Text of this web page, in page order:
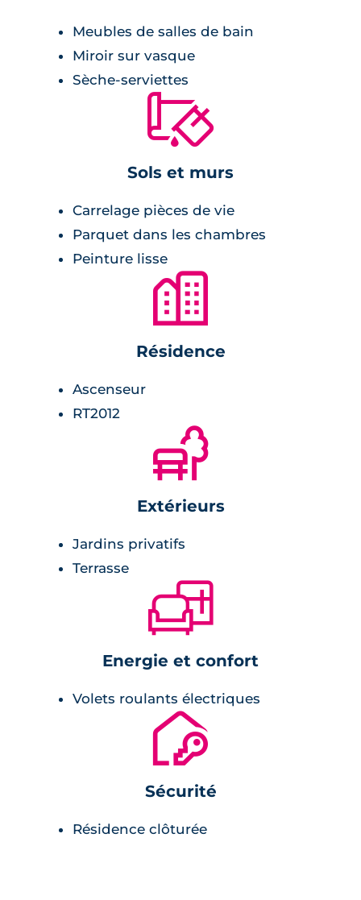
parking aérien de 19 places,
portillon d'entrée,
architecture à la toulousaine.
Environnement
crèche à 200 mètres,
collège à 2.5 km,
Meubles de salles de bain
Miroir sur vasque
Sèche-serviettes
🔨
Sols et murs
Carrelage pièces de vie
Parquet dans les chambres
Peinture lisse
🏙
Résidence
Ascenseur
RT2012
🌲
Extérieurs
Jardins privatifs
Terrasse
🛋
Energie et confort
Volets roulants électriques
🔐
Sécurité
Résidence clôturée